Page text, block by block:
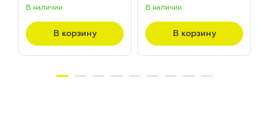
(20,0кг)
В наличии
В корзину
В наличии
В корзину